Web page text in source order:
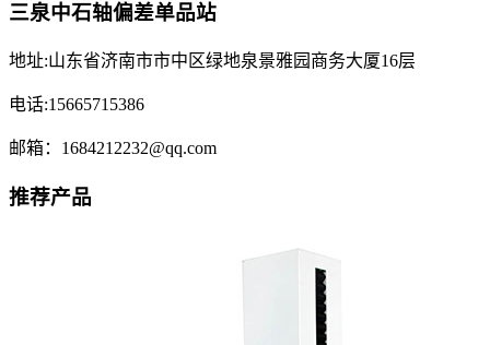
三泉中石轴偏差单品站
地址:山东省济南市市中区绿地泉景雅园商务大厦16层
电话:15665715386
邮箱：1684212232@qq.com
推荐产品